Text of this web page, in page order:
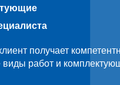
получает
виды работ и